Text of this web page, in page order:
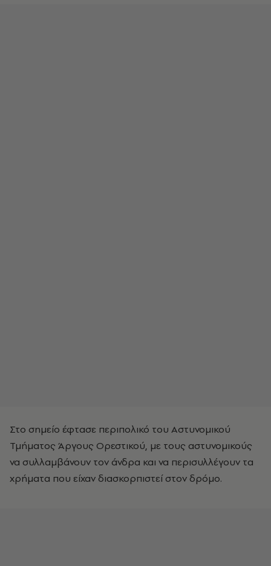
Στο σημείο έφτασε περιπολικό του Αστυνομικού
Τμήματος Άργους Ορεστικού, με τους αστυνομικούς
να συλλαμβάνουν τον άνδρα και να περισυλλέγουν τα
χρήματα που είχαν διασκορπιστεί στον δρόμο.